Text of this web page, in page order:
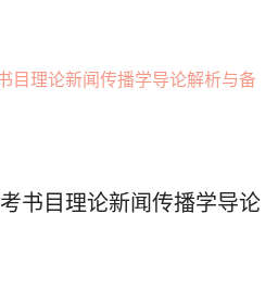
书目理论新闻传播学导论